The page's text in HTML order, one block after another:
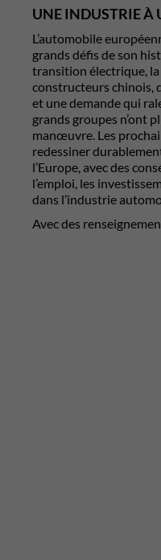
UNE INDUSTRIE À
L’automobile
grands défis de son
transition électrique, la
constructeurs chinois,
et une demande qui
grands groupes n’ont
manœuvre. Les
redessiner
l’Europe, avec des
l’emploi, les
dans l’industrie
Avec des